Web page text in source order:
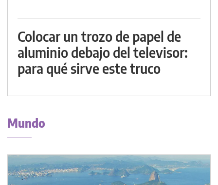
Colocar un trozo de papel de
aluminio debajo del televisor:
para qué sirve este truco
Mundo